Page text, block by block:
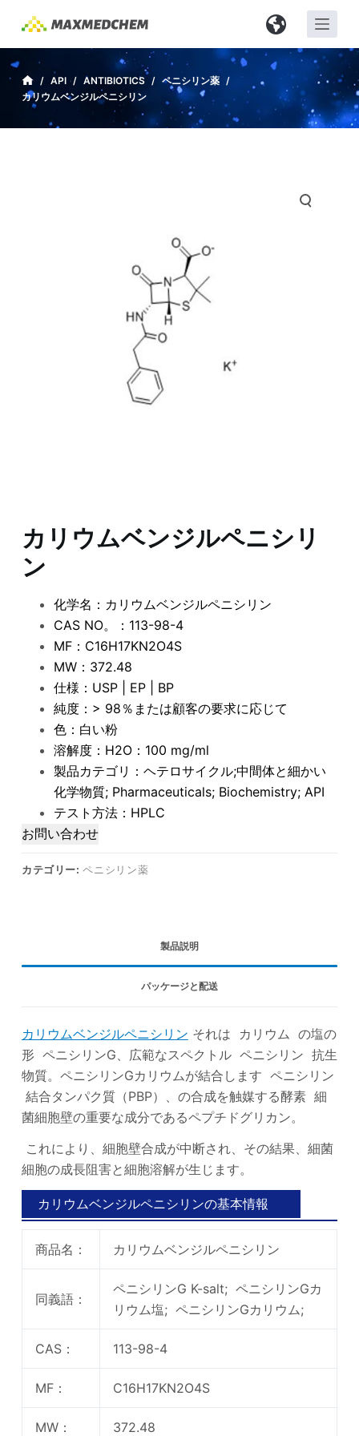
コ
テ
ン
ツ
/ API / ANTIBIOTICS / ペニシリン薬 /
カリウムベンジルペニシリン
カリウムベンジルペニシリ
ン
化学名：カリウムベンジルペニシリン
CAS NO。：113-98-4
MF：C16H17KN2O4S
MW：372.48
仕様：USP | EP | BP
純度：> 98％または顧客の要求に応じて
色：白い粉
溶解度：H2O：100 mg/ml
製品カテゴリ：ヘテロサイクル;中間体と細かい
化学物質; Pharmaceuticals; Biochemistry; API
テスト方法：HPLC
お問い合わせ
カテゴリー:ペニシリン薬
製品説明
パッケージと配送
カリウムベンジルペニシリン それは カリウム の塩の
形 ペニシリンG、広範なスペクトル ペニシリン 抗生
物質。ペニシリンGカリウムが結合します ペニシリン
結合タンパク質（PBP）、の合成を触媒する酵素 細
菌細胞壁の重要な成分であるペプチドグリカン。
これにより、細胞壁合成が中断され、その結果、細菌
細胞の成長阻害と細胞溶解が生じます。
カリウムベンジルペニシリンの基本情報
商品名： カリウムベンジルペニシリン
同義語：
ペニシリンG K-salt; ペニシリンGカ
リウム塩; ペニシリンGカリウム;
CAS： 113-98-4
MF： C16H17KN2O4S
MW： 372.48